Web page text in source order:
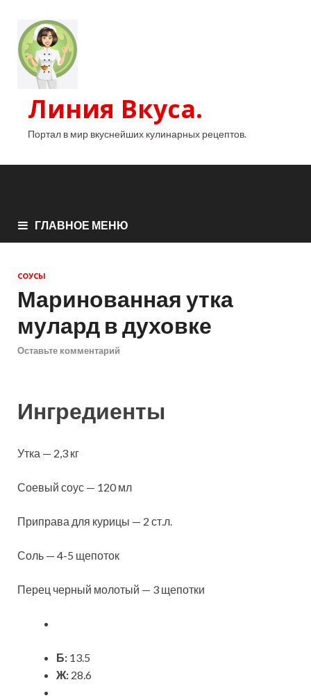
Линия Вкуса.
Портал в мир вкуснейших кулинарных рецептов.
ГЛАВНОЕ МЕНЮ
СОУСЫ
Маринованная утка
мулард в духовке
Оставьте комментарий
Ингредиенты
Утка — 2,3 кг
Соевый соус — 120 мл
Приправа для курицы — 2 ст.л.
Соль — 4-5 щепоток
Перец черный молотый — 3 щепотки
Б: 13.5
Ж: 28.6